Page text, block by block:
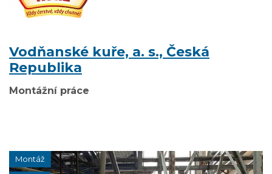
Vodňanské kuře, a. s., Česká
Republika
Montážní práce
Montáž